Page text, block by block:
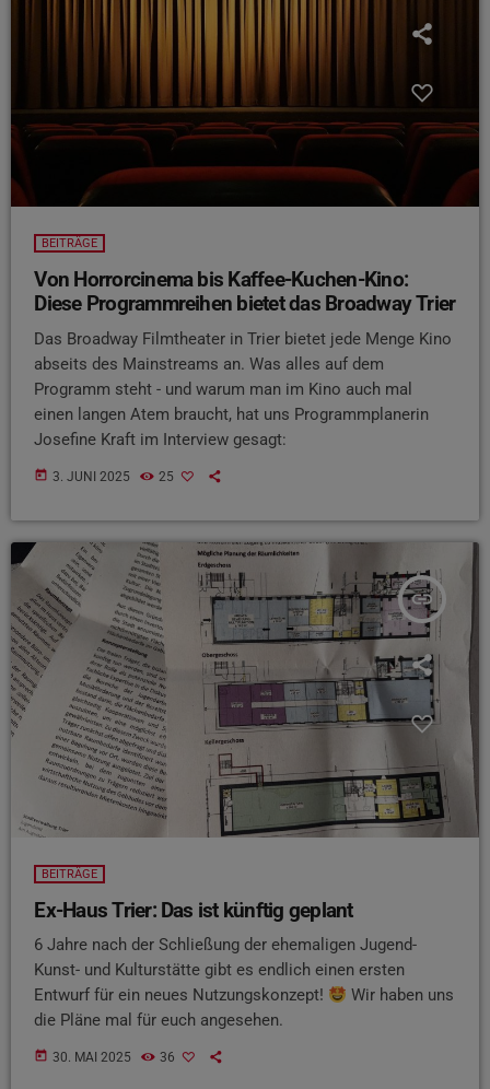
BEITRÄGE
Von Horrorcinema bis Kaffee-Kuchen-Kino:
Diese Programmreihen bietet das Broadway Trier
Das Broadway Filmtheater in Trier bietet jede Menge Kino
abseits des Mainstreams an. Was alles auf dem
Programm steht - und warum man im Kino auch mal
einen langen Atem braucht, hat uns Programmplanerin
Josefine Kraft im Interview gesagt:
today 3. JUNI 2025 25
insert_link
BEITRÄGE
Ex-Haus Trier: Das ist künftig geplant
6 Jahre nach der Schließung der ehemaligen Jugend-
Kunst- und Kulturstätte gibt es endlich einen ersten
Entwurf für ein neues Nutzungskonzept!
Wir haben uns
die Pläne mal für euch angesehen.
today 30. MAI 2025 36